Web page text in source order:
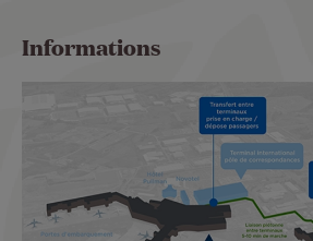
Informations